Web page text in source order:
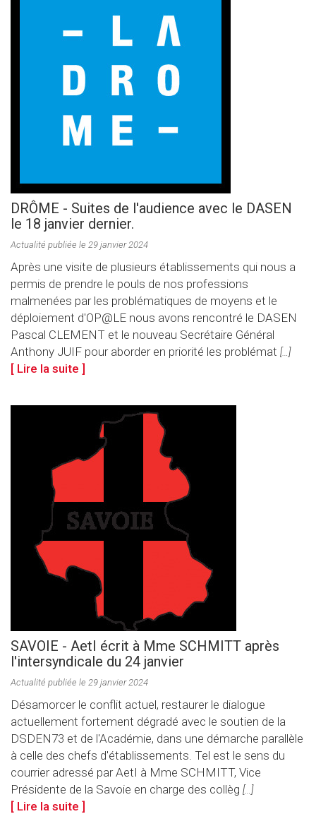
DRÔME - Suites de l'audience avec le DASEN
le 18 janvier dernier.
Actualité publiée le 29 janvier 2024
Après une visite de plusieurs établissements qui nous a
permis de prendre le pouls de nos professions
malmenées par les problématiques de moyens et le
déploiement d'OP@LE nous avons rencontré le DASEN
Pascal CLEMENT et le nouveau Secrétaire Général
Anthony JUIF pour aborder en priorité les problémat […]
[ Lire la suite ]
SAVOIE - AetI écrit à Mme SCHMITT après
l'intersyndicale du 24 janvier
Actualité publiée le 29 janvier 2024
Désamorcer le conflit actuel, restaurer le dialogue
actuellement fortement dégradé avec le soutien de la
DSDEN73 et de l'Académie, dans une démarche parallèle
à celle des chefs d'établissements. Tel est le sens du
courrier adressé par AetI à Mme SCHMITT, Vice
Présidente de la Savoie en charge des collèg […]
[ Lire la suite ]